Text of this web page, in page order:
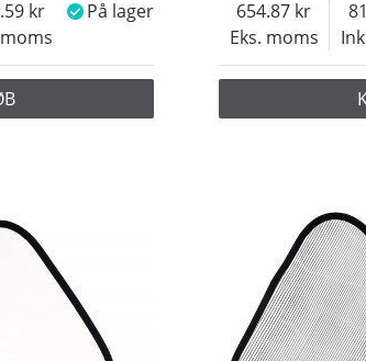
På lager
Eks. moms
654.87